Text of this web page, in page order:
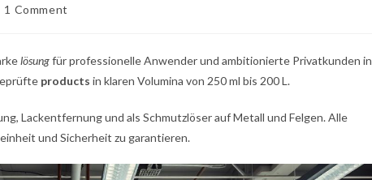
1 Comment
lösungfür professionelle Anwender und ambitionierte Privatkunden in
products in klaren Volumina von 250 ml bis 200 L.
Lackentfernung und als Schmutzlöser auf Metall und Felgen. Alle
und Sicherheit zu garantieren.